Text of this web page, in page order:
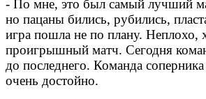
- По мне, это был самый лучший
но пацаны бились, рубились,
игра пошла не по плану. Неплохо,
проигрышный матч. Сегодня
до последнего. Команда
очень достойно.